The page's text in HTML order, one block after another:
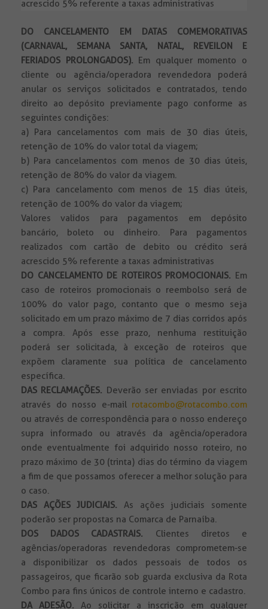
acrescido 5% referente a taxas administrativas
DO CANCELAMENTO EM DATAS COMEMORATIVAS
(CARNAVAL, SEMANA SANTA, NATAL, REVEILON E
FERIADOS PROLONGADOS). Em qualquer momento o
cliente ou agência/operadora revendedora poderá
anular os serviços solicitados e contratados, tendo
direito ao depósito previamente pago conforme as
seguintes condições:
a) Para cancelamentos com mais de 30 dias úteis,
retenção de 10% do valor total da viagem;
b) Para cancelamentos com menos de 30 dias úteis,
retenção de 80% do valor da viagem.
c) Para cancelamento com menos de 15 dias úteis,
retenção de 100% do valor da viagem;
Valores validos para pagamentos em depósito
bancário, boleto ou dinheiro. Para pagamentos
realizados com cartão de debito ou crédito será
acrescido 5% referente a taxas administrativas
DO CANCELAMENTO DE ROTEIROS PROMOCIONAIS. Em
caso de roteiros promocionais o reembolso será de
100% do valor pago, contanto que o mesmo seja
solicitado em um prazo máximo de 7 dias corridos após
a compra. Após esse prazo, nenhuma restituição
poderá ser solicitada, à exceção de roteiros que
expõem claramente sua política de cancelamento
específica.
DAS RECLAMAÇÕES. Deverão ser enviadas por escrito
através do nosso e-mail rotacombo@rotacombo.com
ou através de correspondência para o nosso endereço
supra informado ou através da agência/operadora
onde eventualmente foi adquirido nosso roteiro, no
prazo máximo de 30 (trinta) dias do término da viagem
a fim de que possamos oferecer a melhor solução para
o caso.
DAS AÇÕES JUDICIAIS. As ações judiciais somente
poderão ser propostas na Comarca de Parnaíba.
DOS DADOS CADASTRAIS. Clientes diretos e
agências/operadoras revendedoras comprometem-se
a disponibilizar os dados pessoais de todos os
passageiros, que ficarão sob guarda exclusiva da Rota
Combo para fins únicos de controle interno e cadastro.
DA ADESÃO. Ao solicitar a inscrição em qualquer